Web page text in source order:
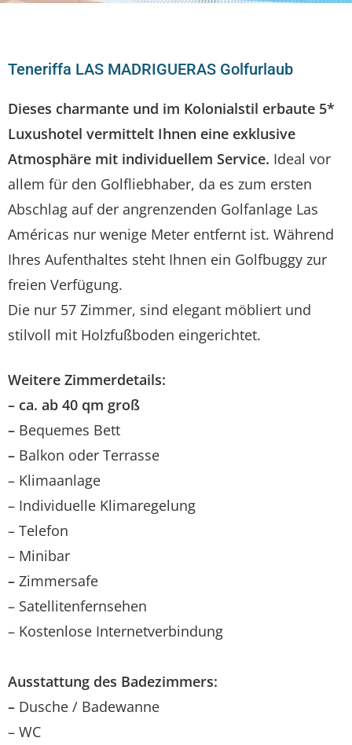
Teneriffa LAS MADRIGUERAS Golfurlaub
Dieses charmante und im Kolonialstil erbaute 5*
Luxushotel vermittelt Ihnen eine exklusive
Atmosphäre mit individuellem Service. Ideal vor
allem für den Golfliebhaber, da es zum ersten
Abschlag auf der angrenzenden Golfanlage Las
Américas nur wenige Meter entfernt ist. Während
Ihres Aufenthaltes steht Ihnen ein Golfbuggy zur
freien Verfügung.
Die nur 57 Zimmer, sind elegant möbliert und
stilvoll mit Holzfußboden eingerichtet.
Weitere Zimmerdetails:
– ca. ab 40 qm groß
– Bequemes Bett
– Balkon oder Terrasse
– Klimaanlage
– Individuelle Klimaregelung
– Telefon
– Minibar
– Zimmersafe
– Satellitenfernsehen
– Kostenlose Internetverbindung
Ausstattung des Badezimmers:
– Dusche / Badewanne
– WC